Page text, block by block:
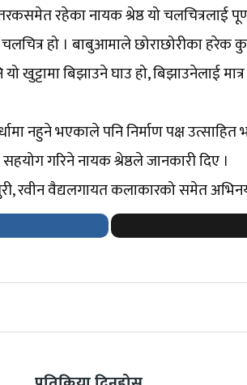
रहेका नायक श्रेष्ठ यो चलचित्रलाई
हो । बाबुआमाले छोराछोरीका हरेक
खुट्टामा बिझाउने घाउ हो, बिझाउनेलाई
नहुने भएकाले पनि निर्माण पक्ष
गरिने नायक श्रेष्ठले जानकारी दिए ।
रवीन वैद्यलगायत कलाकारको समेत